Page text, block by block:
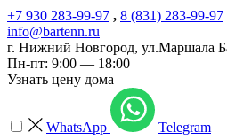
+7 930 283-99-97 , 8 (831) 283-99-97
info@bartenn.ru
г. Нижний Новгород, ул.Маршала
Пн-пт: 9:00 — 18:00
Узнать цену дома
WhatsApp Telegram